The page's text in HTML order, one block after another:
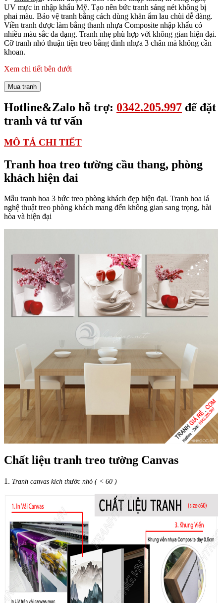
UV mực in nhập khẩu Mỹ. Tạo nên bức tranh sáng nét không bị
phai màu. Bảo vệ tranh bằng cách dùng khăn ẩm lau chùi dễ dàng.
Viền tranh được làm bằng thanh nhựa Composite nhập khẩu có
nhiều màu sắc đa dạng. Tranh nhẹ phù hợp với không gian hiện đại.
Cỡ tranh nhỏ thuận tiện treo bằng đinh nhựa 3 chân mà không cần
khoan.
Xem chi tiết bên dưới
Mua tranh
Hotline&Zalo hỗ trợ: 0342.205.997 để đặt
tranh và tư vấn
MÔ TẢ CHI TIẾT
Tranh hoa treo tường cầu thang, phòng
khách hiện đai
Mẫu tranh hoa 3 bức treo phòng khách đẹp hiện đại. Tranh hoa lá
nghệ thuật treo phòng khách mang đến không gian sang trọng, hài
hòa và hiện đại
Chất liệu tranh treo tường Canvas
1. Tranh canvas kích thước nhỏ ( < 60 )